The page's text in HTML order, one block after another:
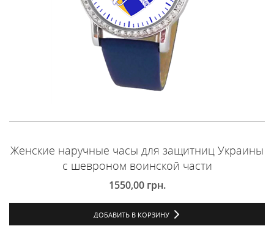
Женские наручные часы для защитниц Украины
с шевроном воинской части
1550,00 грн.
ДОБАВИТЬ В КОРЗИНУ